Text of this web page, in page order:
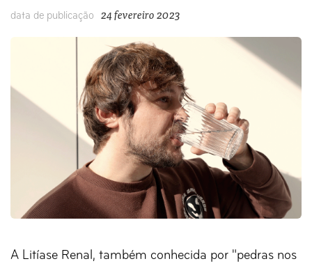
data de publicação 24 fevereiro 2023
A Litíase Renal, também conhecida por "pedras nos